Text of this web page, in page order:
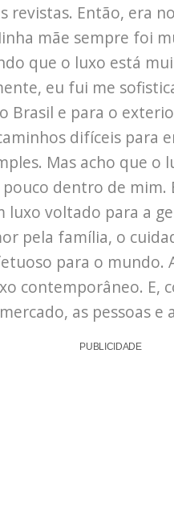
revistas. Então, era
mãe sempre foi
que o luxo está
eu fui me
Brasil e para o
difíceis para
Mas acho que o
dentro de mim.
luxo voltado para a
pela família, o
para o mundo.
contemporâneo.
as pessoas
PUBLICIDADE